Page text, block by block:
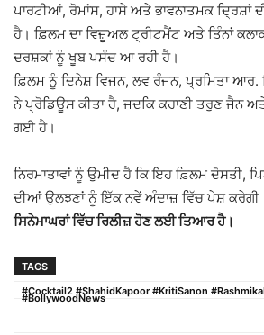
ਪਾਰਟੀਆਂ, ਰੋਮਾਂਸ, ਹਾਸੇ ਅਤੇ ਭਾਵਨਾਤਮਕ ਦ੍ਰਿਸ਼ਾਂ
ਹੈ। ਫ਼ਿਲਮ ਦਾ ਵਿਜ਼ੂਅਲ ਟ੍ਰੀਟਮੈਂਟ ਅਤੇ ਤਿੰਨਾਂ
ਦਰਸ਼ਕਾਂ ਨੂੰ ਖੂਬ ਪਸੰਦ ਆ ਰਹੀ ਹੈ।
ਫ਼ਿਲਮ ਨੂੰ ਦਿਨੇਸ਼ ਵਿਜਨ, ਲਵ ਰੰਜਨ, ਪ੍ਰਮਿਤਾ
ਨੇ ਪ੍ਰੋਡਿਊਸ ਕੀਤਾ ਹੈ, ਜਦਕਿ ਕਹਾਣੀ ਤਰੁਣ ਜੈਨ
ਗਈ ਹੈ।
ਨਿਰਮਾਤਾਵਾਂ ਨੂੰ ਉਮੀਦ ਹੈ ਕਿ ਇਹ ਫ਼ਿਲਮ ਦੋਸਤੀ,
ਦੀਆਂ ਉਲਝਣਾਂ ਨੂੰ ਇੱਕ ਨਵੇਂ ਅੰਦਾਜ਼ ਵਿੱਚ ਪੇਸ਼
ਸਿਨੇਮਾਘਰਾਂ ਵਿੱਚ ਰਿਲੀਜ਼ ਹੋਣ ਲਈ ਤਿਆਰ ਹੈ।
TAGS
#Cocktail2 #ShahidKapoor #KritiSanon
#BollywoodNews